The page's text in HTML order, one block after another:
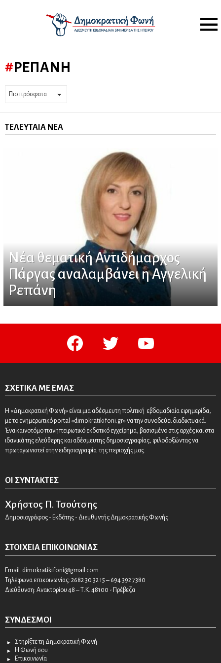
Menu
ΡΕΠΆΝΗ
ΤΕΛΕΥΤΑΊΑ ΝΈΑ
Νέα θεματική Αντιδήμαρχος
Πάργας αναλαμβάνει η Αγγελική
Ρεπάνη
facebook twitter
ΣΧΕΤΙΚΆ ΜΕ ΕΜΆΣ
Η «Δημοκρατική Φωνή» είναι μια αδέσμευτη πολιτική εβδομαδιαία εφημερίδα,
με το ενημερωτικό portal «dimokratikifoni.gr» να την συνοδεύει διαδικτυακά.
Ένα καινοτόμο πανηπειρωτικό εκδοτικό εγχείρημα, βασισμένο στις αρχές και στα
ιδανικά της ελεύθερης και αδέσμευτης δημοσιογραφίας, φιλοδοξώντας να
πρωταγωνιστεί στην ειδησιογραφία της περιοχής μας.
ΟΙ ΣΥΝΤΆΚΤΕΣ
Χρήστος Π. Τσούτσης
Δημοσιογράφος - Εκδότης - Διευθυντής Δημοκρατικής Φωνής
ΣΤΟΙΧΕΊΑ ΕΠΙΚΟΙΝΩΝΊΑΣ
Email: dimokratikifoni@gmail.com
Τηλέφωνα επικοινωνίας: 2682 30 32 15 – 694 392 7380
Διεύθυνση: Ανακτορίου 48 – Τ.Κ. 48100 - Πρέβεζα
ΣΎΝΔΕΣΜΟΙ
Στηρίξτε τη Δημοκρατική Φωνή
Η Φωνή σου
Επικοινωνία